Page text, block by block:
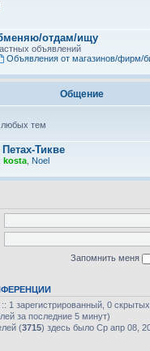
отдам/ищу
объявлений
Объявления от магазинов/фирм/
Общение
тем
Тикве
kosta Noel
Запомнить меня
:: 1 зарегистрированный, 0
за последние 5 минут)
(3715) здесь было Ср апр 08,